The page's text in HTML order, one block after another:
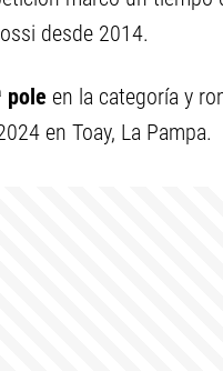
desde 2014.
pole en la categoría y
en Toay, La Pampa.